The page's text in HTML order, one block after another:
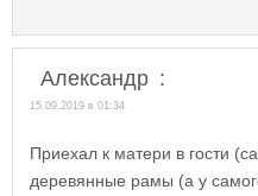
Александр :
15.09.2019 в 01:34
Приехал к матери в гости
деревянные рамы (а у